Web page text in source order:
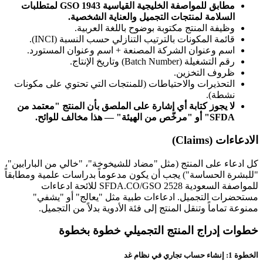
مطابق للمواصفة الخليجية القياسية GSO 1943 لمتطلبات
السلامة لمنتجات التجميل والعناية الشخصية.
وظيفة المنتج مكتوبة بوضوح باللغة العربية.
قائمة المكونات بالترتيب التنازلي حسب النسبة (INCI).
اسم وعنوان الشركة المصنعة + اسم وعنوان المستورد.
رقم التشغيلة (Batch Number) وتاريخ الإنتاج.
ظروف التخزين.
التحذيرات والاحتياطات (للمنتجات التي تحتوي على مكونات
نشطة).
لا يجوز كتابة أي إشارة على الملصق بأن المنتج "معتمد من
SFDA" أو "مرخّص من الهيئة" — هذا مخالف للوائح.
الادعاءات (Claims)
كل ادعاء على المنتج (مثل "مضاد للشيخوخة"، "خالي من البارابين"،
"للبشرة الحساسة") يجب أن يكون مدعوماً بدراسات علمية ومطابقاً
للمواصفة السعودية SFDA.CO/GSO 2528 للائحة ادعاءات
مستحضرات التجميل. ادعاءات طبية مثل "يعالج" أو "يشفي"
ممنوعة تماماً وتنقل المنتج إلى فئة الأدوية بدلاً من التجميل.
خطوات إدراج المنتج التجميلي خطوة بخطوة
الخطوة 1: إنشاء حساب تجاري في نظام غد